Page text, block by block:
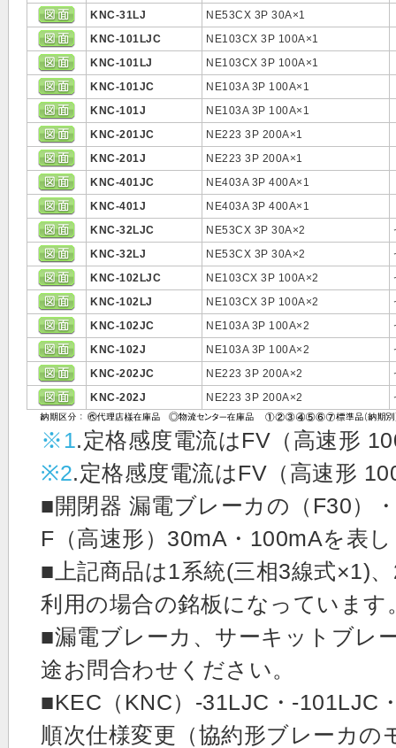
KNC-31LJ
NE53CX 3P 30A×1
KNC-101LJC
NE103CX 3P 100A×1
KNC-101LJ
NE103CX 3P 100A×1
KNC-101JC
NE103A 3P 100A×1
KNC-101J
NE103A 3P 100A×1
KNC-201JC
NE223 3P 200A×1
KNC-201J
NE223 3P 200A×1
KNC-401JC
NE403A 3P 400A×1
KNC-401J
NE403A 3P 400A×1
KNC-32LJC
NE53CX 3P 30A×2
KNC-32LJ
NE53CX 3P 30A×2
KNC-102LJC
NE103CX 3P 100A×2
KNC-102LJ
NE103CX 3P 100A×2
KNC-102JC
NE103A 3P 100A×2
KNC-102J
NE103A 3P 100A×2
KNC-202JC
NE223 3P 200A×2
KNC-202J
NE223 3P 200A×2
※1.定格感度電流はFV（高速形
※2.定格感度電流はFV（高速形
■開閉器 漏電ブレーカの（F30）
F（高速形）30mA・100mAを表
■上記商品は1系統(三相3線式×1)
利用の場合の銘板になっていま
■漏電ブレーカ、サーキットブレ
途お問合わせください。
■KEC（KNC）-31LJC・-101LJC
順次仕様変更（協約形ブレーカ